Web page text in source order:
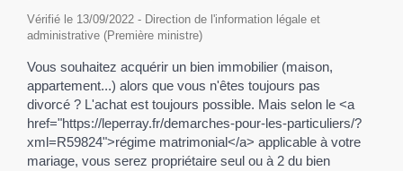
Vérifié le 13/09/2022 - Direction de l'information légale et
administrative (Première ministre)
Vous souhaitez acquérir un bien immobilier (maison,
appartement...) alors que vous n'êtes toujours pas
divorcé ? L'achat est toujours possible. Mais selon le <a
href="https://leperray.fr/demarches-pour-les-particuliers/?
xml=R59824">régime matrimonial</a> applicable à votre
mariage, vous serez propriétaire seul ou à 2 du bien